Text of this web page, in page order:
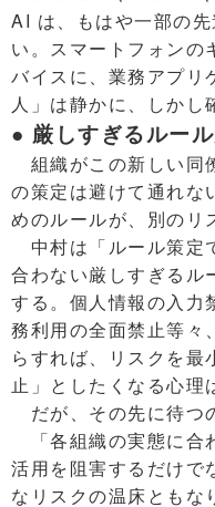
AI は、もはや一部の
い。スマートフォンの
バイスに、業務アプリ
人」は静かに、しかし
● 厳しすぎるルー
組織がこの新しい同
の策定は避けて通れな
めのルールが、別のリ
中村は「ルール策定
合わない厳しすぎるル
する。個人情報の入力
務利用の全面禁止等々
らすれば、リスクを最
止」としたくなる心理
だが、その先に待つ
「各組織の実態に合
活用を阻害するだけで
なリスクの温床ともな